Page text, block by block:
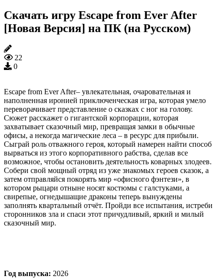
Скачать игру Escape from Ever After
[Новая Версия] на ПК (на Русском)
22
0
Escape from Ever After– увлекательная, очаровательная и
наполненная иронией приключенческая игра, которая умело
переворачивает представление о сказках с ног на голову.
Сюжет расскажет о гигантской корпорации, которая
захватывает сказочный мир, превращая замки в обычные
офисы, а некогда магические леса – в ресурс для прибыли.
Сыграй роль отважного героя, который намерен найти способ
вырваться из этого корпоративного рабства, сделав все
возможное, чтобы остановить деятельность коварных злодеев.
Собери свой мощный отряд из уже знакомых героев сказок, а
затем отправляйся покорять мир «офисного фэнтези», в
котором рыцари отныне носят костюмы с галстуками, а
свирепые, огнедышащие драконы теперь вынуждены
заполнять квартальный отчёт. Пройди все испытания, истреби
сторонников зла и спаси этот причудливый, яркий и милый
сказочный мир.
Год выпуска: 2026